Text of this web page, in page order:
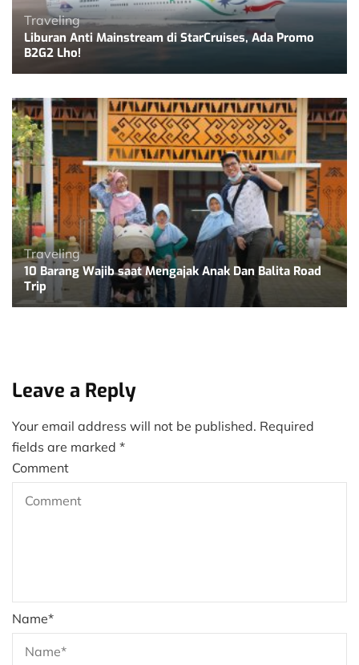
Traveling
Liburan Anti Mainstream di StarCruises, Ada Promo
B2G2 Lho!
Traveling
10 Barang Wajib saat Mengajak Anak Dan Balita Road
Trip
Leave a Reply
Your email address will not be published. Required
fields are marked *
Comment
Name*